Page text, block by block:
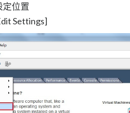
定位置
Settings]